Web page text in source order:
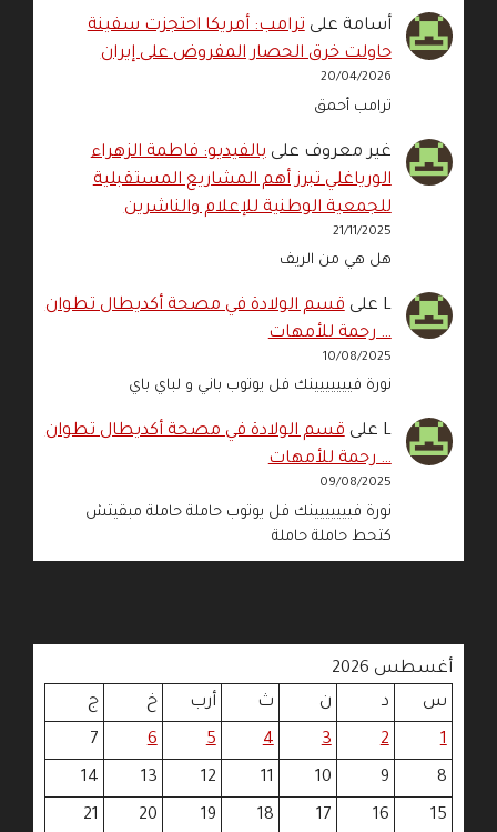
أسامة علىترامب: أمريكا احتجزت سفينة
حاولت خرق الحصار المفروض على إيران
20/04/2026
ترامب أحمق
غير معروف علىبالفيديو: فاطمة الزهراء
الورياغلي تبرز أهم المشاريع المستقبلية
للجمعية الوطنية للإعلام والناشرين
21/11/2025
هل هي من الريف
L علىقسم الولادة في مصحة أكديطال تطوان
… رحمة للأمهات
10/08/2025
نورة فييييييينك فل يوتوب باني و لباي باي
L علىقسم الولادة في مصحة أكديطال تطوان
… رحمة للأمهات
09/08/2025
نورة فييييييينك فل يوتوب حاملة حاملة مبقيتش
كتحط حاملة حاملة
أغسطس 2026
س
د ن ث أرب خ
ج
1
2
3
4
5
6
7
8
9
10
11
12
13
14
15
16
17
18
19
20
21